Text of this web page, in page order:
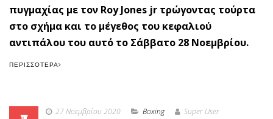
πυγμαχίας με τον Roy Jones jr τρώγοντας τούρτα
στο σχήμα και το μέγεθος του κεφαλιού
αντιπάλου του αυτό το Σάββατο 28 Νοεμβρίου.
ΠΕΡΙΣΣΌΤΕΡΑ
27 Νοεμβρίου 2020 Boxing Super User